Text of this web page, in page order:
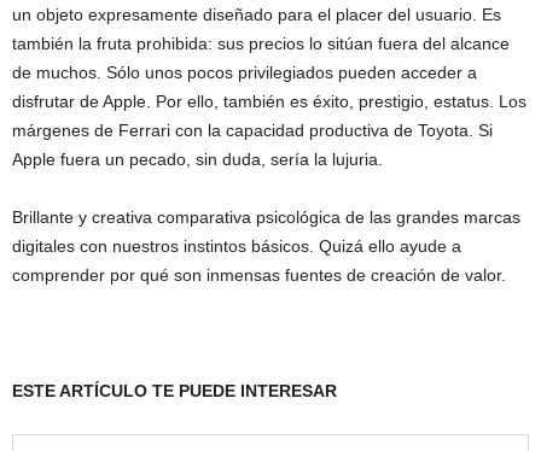
un objeto expresamente diseñado para el placer del usuario. Es
también la fruta prohibida: sus precios lo sitúan fuera del alcance
de muchos. Sólo unos pocos privilegiados pueden acceder a
disfrutar de Apple. Por ello, también es éxito, prestigio, estatus. Los
márgenes de Ferrari con la capacidad productiva de Toyota. Si
Apple fuera un pecado, sin duda, sería la lujuria.
Brillante y creativa comparativa psicológica de las grandes marcas
digitales con nuestros instintos básicos. Quizá ello ayude a
comprender por qué son inmensas fuentes de creación de valor.
ESTE ARTÍCULO TE PUEDE INTERESAR